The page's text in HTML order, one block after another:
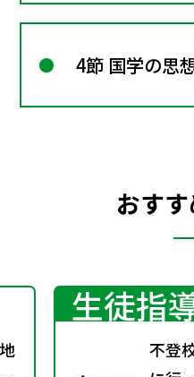
4節 国学の思
おす
生徒指
不登